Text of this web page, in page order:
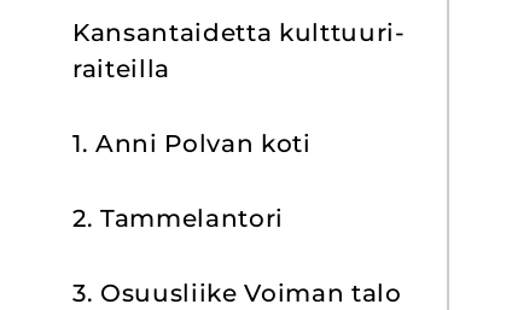
Kan­san­tai­det­ta kult­tuu­ri­
rai­teil­la
1. Anni Pol­van koti
2. Tam­me­lan­to­ri
3. Osuus­lii­ke Voi­man talo